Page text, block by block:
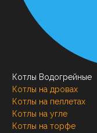
Котлы Водогрейные
Котлы на дровах
Котлы на пеллетах
Котлы на угле
Котлы на торфе